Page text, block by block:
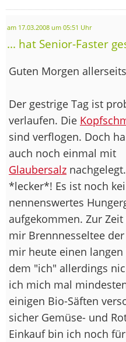
am 17.03.2008 um 05:51 Uhr
... hat Senior-Faster
Guten Morgen
Der gestrige Tag ist
verlaufen. Die
sind verflogen. Doch
auch noch einmal mit
Glaubersalz
*lecker*! Es ist noch
nennenswertes
aufgekommen. Zur Zeit
mir Brennnesseltee
mir heute einen
dem "ich" allerdings
ich mich mal
einigen Bio-Säften
sicher Gemüse- und
Einkauf bin ich noch